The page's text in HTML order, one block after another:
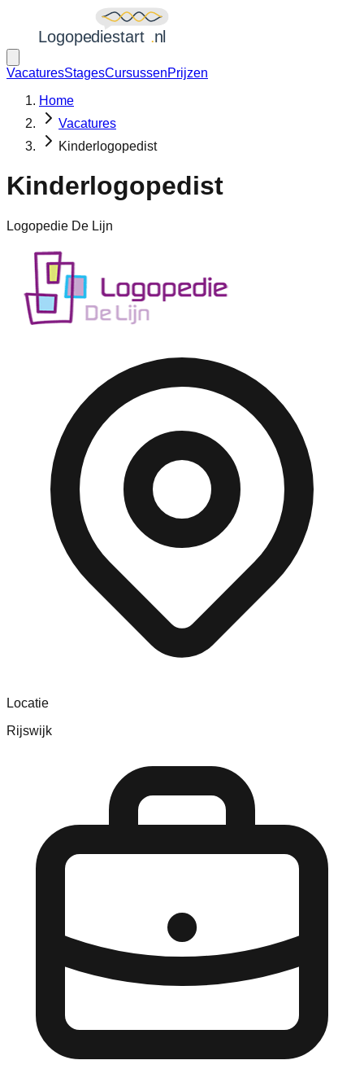
VacaturesStagesCursussenPrijzen
Home
Vacatures
Kinderlogopedist
Kinderlogopedist
Logopedie De Lijn
Locatie
Rijswijk